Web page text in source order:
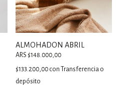
ALMOHADON ABRIL
ARS $148.000,00
$133.200,00 con
Transferencia o
depósito